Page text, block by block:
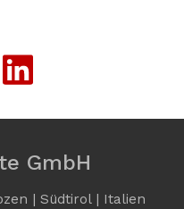
GmbH
| Südtirol | Italien